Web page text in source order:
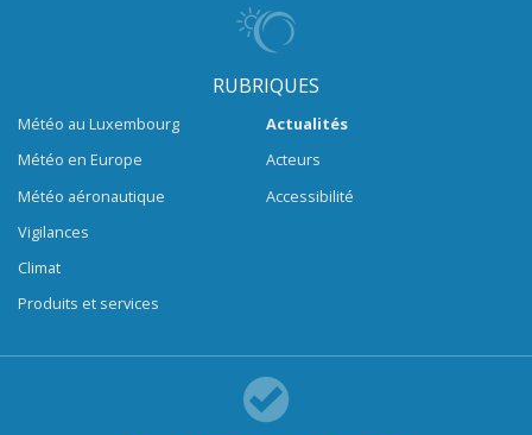
RUBRIQUES
Météo au Luxembourg
Météo en Europe
Météo aéronautique
Vigilances
Climat
Produits et services
Actualités
Acteurs
Accessibilité